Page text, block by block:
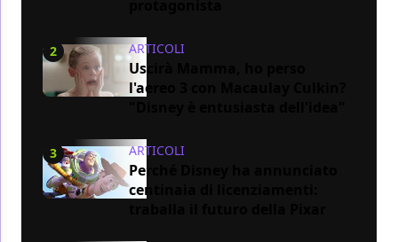
2 ARTICOLI
Uscirà Mamma, ho perso
l'aereo 3 con Macaulay Culkin?
3 ARTICOLI
Perché Disney ha annunciato
centinaia di licenziamenti: